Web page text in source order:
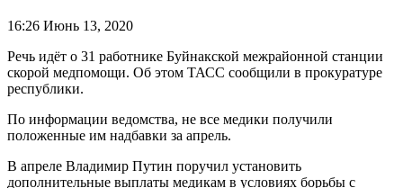
16:26 Июнь 13, 2020
Речь идёт о 31 работнике Буйнакской межрайонной станции
скорой медпомощи. Об этом ТАСС сообщили в прокуратуре
республики.
По информации ведомства, не все медики получили
положенные им надбавки за апрель.
В апреле Владимир Путин поручил установить
дополнительные выплаты медикам в условиях борьбы с